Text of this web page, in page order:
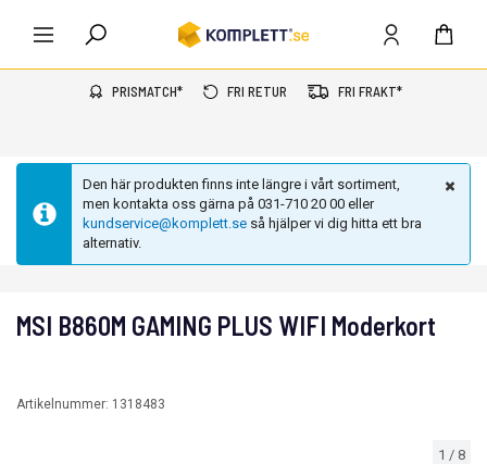
PRISMATCH* FRI RETUR FRI FRAKT*
Den här produkten finns inte längre i vårt sortiment,
men kontakta oss gärna på 031-710 20 00 eller
kundservice@komplett.se så hjälper vi dig hitta ett bra
alternativ.
1 / 8
MSI B860M GAMING PLUS WIFI Moderkort
Artikelnummer: 1318483